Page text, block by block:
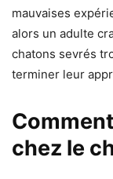
mauvaises
alors un adulte
chatons sevrés
terminer leur
chez le